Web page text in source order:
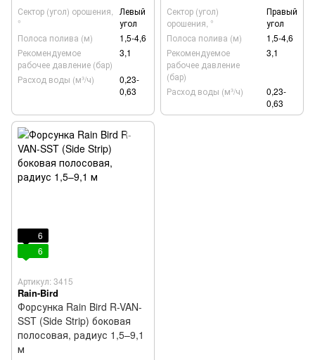
Сектор (угол) орошения,
°
Левый
угол
Полоса полива (м)
1,5-4,6
Рекомендуемое
рабочее давление (бар)
3,1
Расход воды (м³/ч)
0,23-
0,63
Сектор (угол)
орошения, °
Правый
угол
Полоса полива (м)
1,5-4,6
Рекомендуемое
рабочее давление
(бар)
3,1
Расход воды (м³/ч)
0,23-
0,63
6
6
Артикул: 3415
Rain-Bird
Форсунка Rain Bird R-VAN-
SST (Side Strip) боковая
полосовая, радиус 1,5–9,1
м